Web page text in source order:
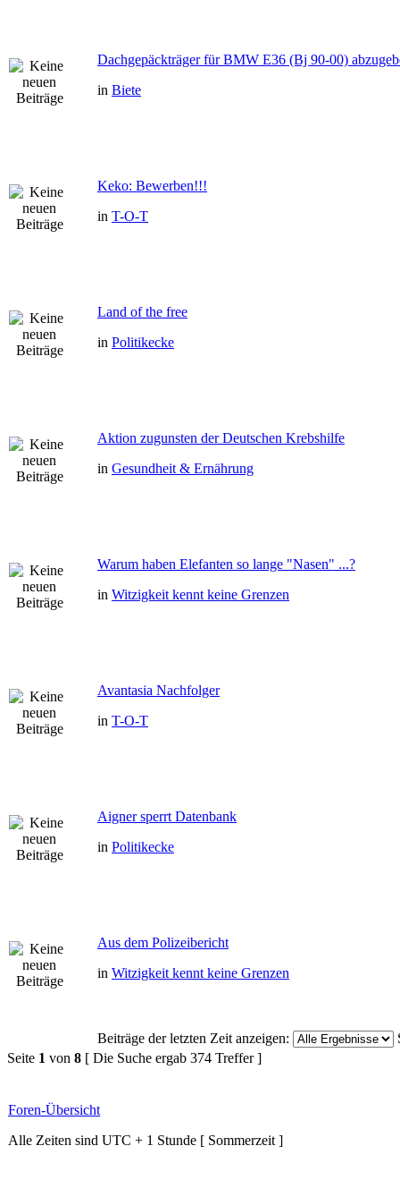
Dachgepäckträger für BMW E36 (Bj 90-00)
in Biete
Keko: Bewerben!!!
in T-O-T
Land of the free
in Politikecke
Aktion zugunsten der Deutschen Krebshilfe
in Gesundheit & Ernährung
Warum haben Elefanten so lange "Nasen" ...?
in Witzigkeit kennt keine Grenzen
Avantasia Nachfolger
in T-O-T
Aigner sperrt Datenbank
in Politikecke
Aus dem Polizeibericht
in Witzigkeit kennt keine Grenzen
Beiträge der letzten Zeit anzeigen:
Seite 1 von 8 [ Die Suche ergab 374 Treffer ]
Foren-Übersicht
Alle Zeiten sind UTC + 1 Stunde [ Sommerzeit ]